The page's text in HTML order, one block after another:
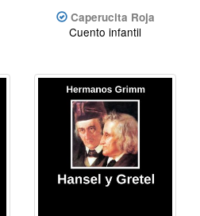
Caperucita Roja
Cuento infantil